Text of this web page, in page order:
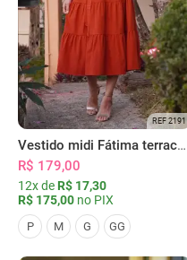
REF 2191
Vestido midi Fátima terracota
R$ 179,00
12x de R$ 17,30
R$ 175,00 no PIX
P M G GG